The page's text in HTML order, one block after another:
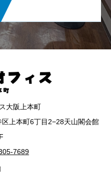
大阪上本町
上本町6丁目2−28天山閣会館
7689